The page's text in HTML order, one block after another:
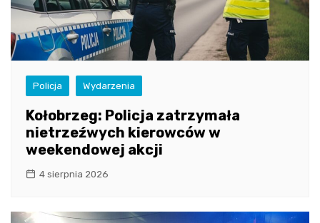
Policja Wydarzenia
Kołobrzeg: Policja zatrzymała
nietrzeźwych kierowców w
weekendowej akcji
4 sierpnia 2026